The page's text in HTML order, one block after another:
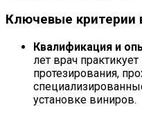
Ключевые критерии
Квалификация и
лет врач
протезирования,
установке виниров.